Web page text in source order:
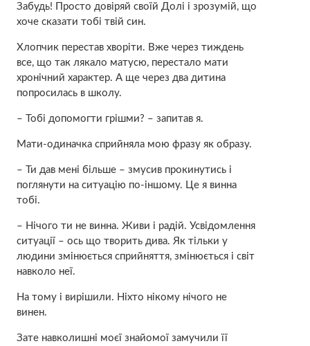
Забудь! Просто довіряй своїй Долі і зрозумій, що
хоче сказати тобі твій син.
Хлопчик перестав хворіти. Вже через тиждень
все, що так лякало матусю, перестало мати
хронічний характер. А ще через два дитина
попросилась в школу.
– Тобі допомогти грішми? – запитав я.
Мати-одиначка сприйняла мою фразу як образу.
– Ти дав мені більше – змусив прокинутись і
поглянути на ситуацію по-іншому. Це я винна
тобі.
– Нічого ти не винна. Живи і радій. Усвідомлення
ситуації – ось що творить дива. Як тільки у
людини змінюється сприйняття, змінюється і світ
навколо неї.
На тому і вирішили. Ніхто нікому нічого не
винен.
Зате навколишні моєї знайомої замучили її